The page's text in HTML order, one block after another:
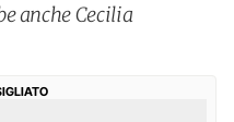
anche Cecilia